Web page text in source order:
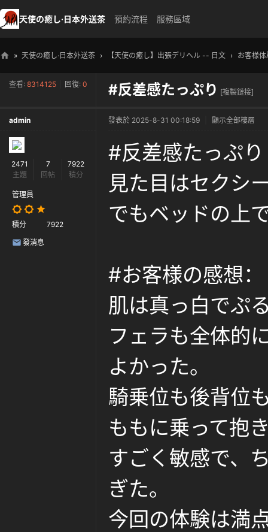
天使の癒し·日本外送茶 預約流程 服務區域
癒
» 天使の癒し·日本外送茶 › 【天使の癒し】出張デリヘル -- 日文 › お客様
查看: 8314125 回復: 0 #反差感たっぷり [複製鏈接]
admin
2471
主題
7
回帖
7922
積分
管理員
積分 7922
發消息
發表於 2025-8-31 00:18:59 顯示全部樓層
#反差感たっぷり
見た目はセクシ
でもベッドの上
#お客様の感想：
肌は真っ白でぷ
フェラも全体的
よかった。
騎乗位も後背位
ももに乗って抱
すごく敏感で、
ぎた。
今回の体験は満